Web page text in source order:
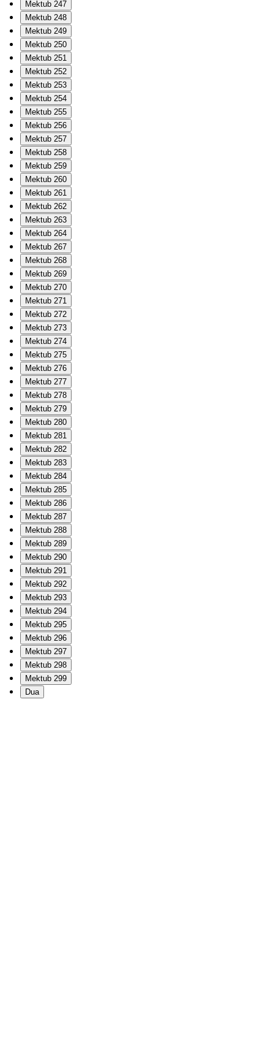
Mektub 247
Mektub 248
Mektub 249
Mektub 250
Mektub 251
Mektub 252
Mektub 253
Mektub 254
Mektub 255
Mektub 256
Mektub 257
Mektub 258
Mektub 259
Mektub 260
Mektub 261
Mektub 262
Mektub 263
Mektub 264
Mektub 267
Mektub 268
Mektub 269
Mektub 270
Mektub 271
Mektub 272
Mektub 273
Mektub 274
Mektub 275
Mektub 276
Mektub 277
Mektub 278
Mektub 279
Mektub 280
Mektub 281
Mektub 282
Mektub 283
Mektub 284
Mektub 285
Mektub 286
Mektub 287
Mektub 288
Mektub 289
Mektub 290
Mektub 291
Mektub 292
Mektub 293
Mektub 294
Mektub 295
Mektub 296
Mektub 297
Mektub 298
Mektub 299
Dua